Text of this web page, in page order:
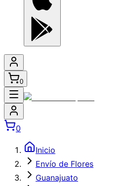
0
0
Inicio
Envío de Flores
Guanajuato